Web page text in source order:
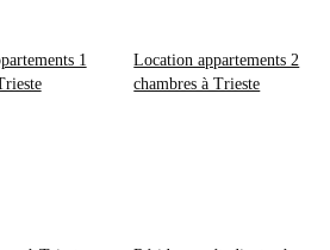
1
Location appartements 2
chambres à Trieste